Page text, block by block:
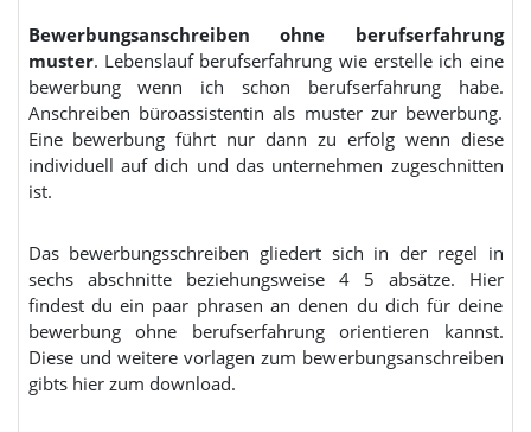
Bewerbungsanschreiben ohne berufserfahrung
muster. Lebenslauf berufserfahrung wie erstelle ich eine
bewerbung wenn ich schon berufserfahrung habe.
Anschreiben büroassistentin als muster zur bewerbung.
Eine bewerbung führt nur dann zu erfolg wenn diese
individuell auf dich und das unternehmen zugeschnitten
ist.
Das bewerbungsschreiben gliedert sich in der regel in
sechs abschnitte beziehungsweise 4 5 absätze. Hier
findest du ein paar phrasen an denen du dich für deine
bewerbung ohne berufserfahrung orientieren kannst.
Diese und weitere vorlagen zum bewerbungsanschreiben
gibts hier zum download.